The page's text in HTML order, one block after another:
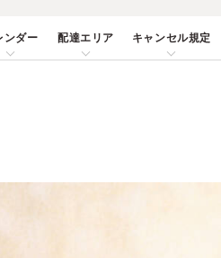
ンダー 配達エリア キャンセル規定